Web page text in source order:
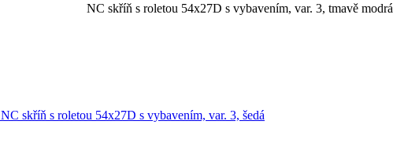
NC skříň s roletou 54x27D s vybavením, var. 3, tmavě modrá
NC skříň s roletou 54x27D s vybavením, var. 3, šedá